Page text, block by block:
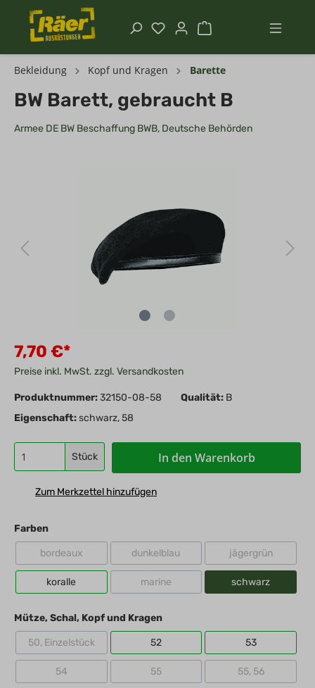
Bekleidung Kopf und Kragen Barette
BW Barett, gebraucht B
Armee DE BW Beschaffung BWB, Deutsche Behörden
7,70 €*
Preise inkl. MwSt. zzgl. Versandkosten
Produktnummer:32150-08-58 Qualität: B
Eigenschaft:schwarz, 58
Stück In den Warenkorb
Zum Merkzettel hinzufügen
Farben
bordeaux dunkelblau jägergrün
koralle marine schwarz
Mütze, Schal, Kopf und Kragen
50, Einzelstück 52 53
54 55 55, 56